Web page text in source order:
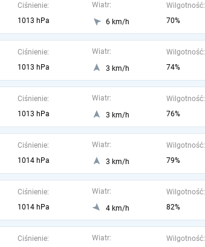
Ciśnienie:
1013 hPa
Wiatr:
6 km/h
Wilgotność:
70%
Ciśnienie:
1013 hPa
Wiatr:
3 km/h
Wilgotność:
74%
Ciśnienie:
1013 hPa
Wiatr:
3 km/h
Wilgotność:
76%
Ciśnienie:
1014 hPa
Wiatr:
3 km/h
Wilgotność:
79%
Ciśnienie:
1014 hPa
Wiatr:
4 km/h
Wilgotność:
82%
Ciśnienie:
Wiatr:
Wilgotność: